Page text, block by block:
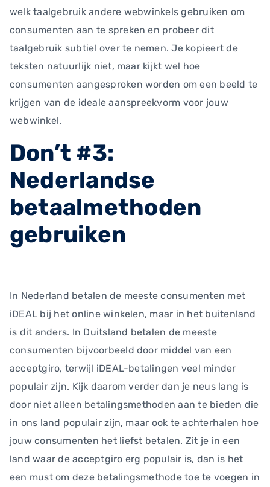
welk taalgebruik andere webwinkels gebruiken om
consumenten aan te spreken en probeer dit
taalgebruik subtiel over te nemen. Je kopieert de
teksten natuurlijk niet, maar kijkt wel hoe
consumenten aangesproken worden om een beeld te
krijgen van de ideale aanspreekvorm voor jouw
webwinkel.
Don’t #3:
Nederlandse
betaalmethoden
gebruiken
In Nederland betalen de meeste consumenten met
iDEAL bij het online winkelen, maar in het buitenland
is dit anders. In Duitsland betalen de meeste
consumenten bijvoorbeeld door middel van een
acceptgiro, terwijl iDEAL-betalingen veel minder
populair zijn. Kijk daarom verder dan je neus lang is
door niet alleen betalingsmethoden aan te bieden die
in ons land populair zijn, maar ook te achterhalen hoe
jouw consumenten het liefst betalen. Zit je in een
land waar de acceptgiro erg populair is, dan is het
een must om deze betalingsmethode toe te voegen in